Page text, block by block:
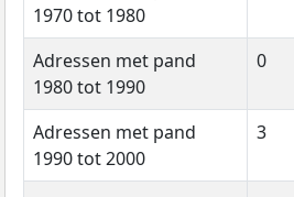
1970 tot 1980
Adressen met pand
1980 tot 1990
0
Adressen met pand
1990 tot 2000
3